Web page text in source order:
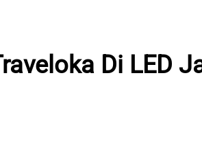
Di LED